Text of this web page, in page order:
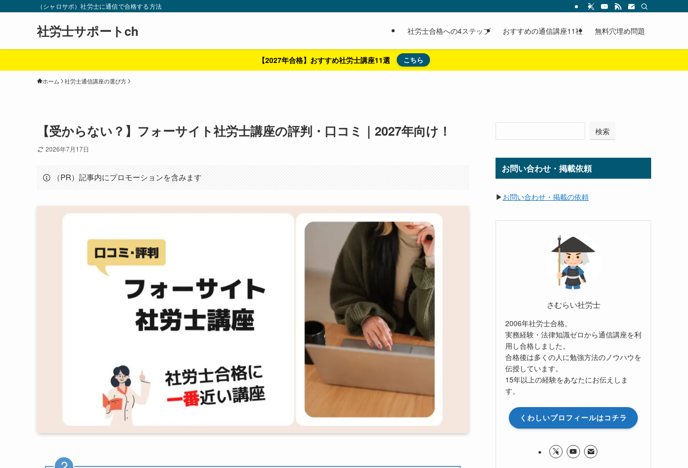
（シャロサポ）社労士に通信で合格する方法
社労士サポートch 社労士合格への4ステップ おすすめの通信講座11社 無料穴埋め問題
【2027年合格】おすすめ社労士講座11選 こちら
ホーム 社労士通信講座の選び方
【受からない？】フォーサイト社労士講座の評判・口コミ｜2027年向け！
2026年7月17日
（PR）記事内にプロモーションを含みます
検索
お問い合わせ・掲載依頼
▶ お問い合わせ・掲載の依頼
さむらい社労士
2006年社労士合格。
実務経験・法律知識ゼロから通信講座を利
用し合格しました。
合格後は多くの人に勉強方法のノウハウを
伝授しています。
15年以上の経験をあなたにお伝えしま
す。
くわしいプロフィールはコチラ